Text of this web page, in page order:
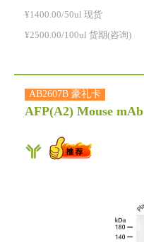
¥1400.00/50ul 现货
¥2500.00/100ul 货期(咨询)
AB2607B 豪礼卡
AFP(A2) Mouse mAb